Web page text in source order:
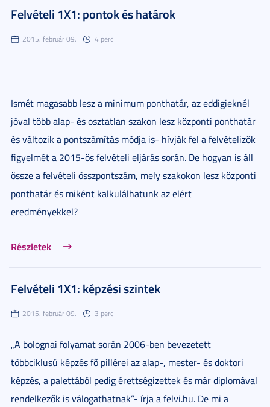
Felvételi 1X1: pontok és határok
2015. február 09. 4 perc
Ismét magasabb lesz a minimum ponthatár, az eddigieknél
jóval több alap- és osztatlan szakon lesz központi ponthatár
és változik a pontszámítás módja is- hívják fel a felvételizők
figyelmét a 2015-ös felvételi eljárás során. De hogyan is áll
össze a felvételi összpontszám, mely szakokon lesz központi
ponthatár és miként kalkulálhatunk az elért
eredményekkel?
Részletek
Felvételi 1X1: képzési szintek
2015. február 09. 3 perc
„A bolognai folyamat során 2006-ben bevezetett
többciklusú képzés fő pillérei az alap-, mester- és doktori
képzés, a palettából pedig érettségizettek és már diplomával
rendelkezők is válogathatnak”- írja a felvi.hu. De mi a